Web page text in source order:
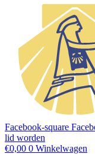
Facebook-square
lid worden
€0,00 0 Winkelwagen